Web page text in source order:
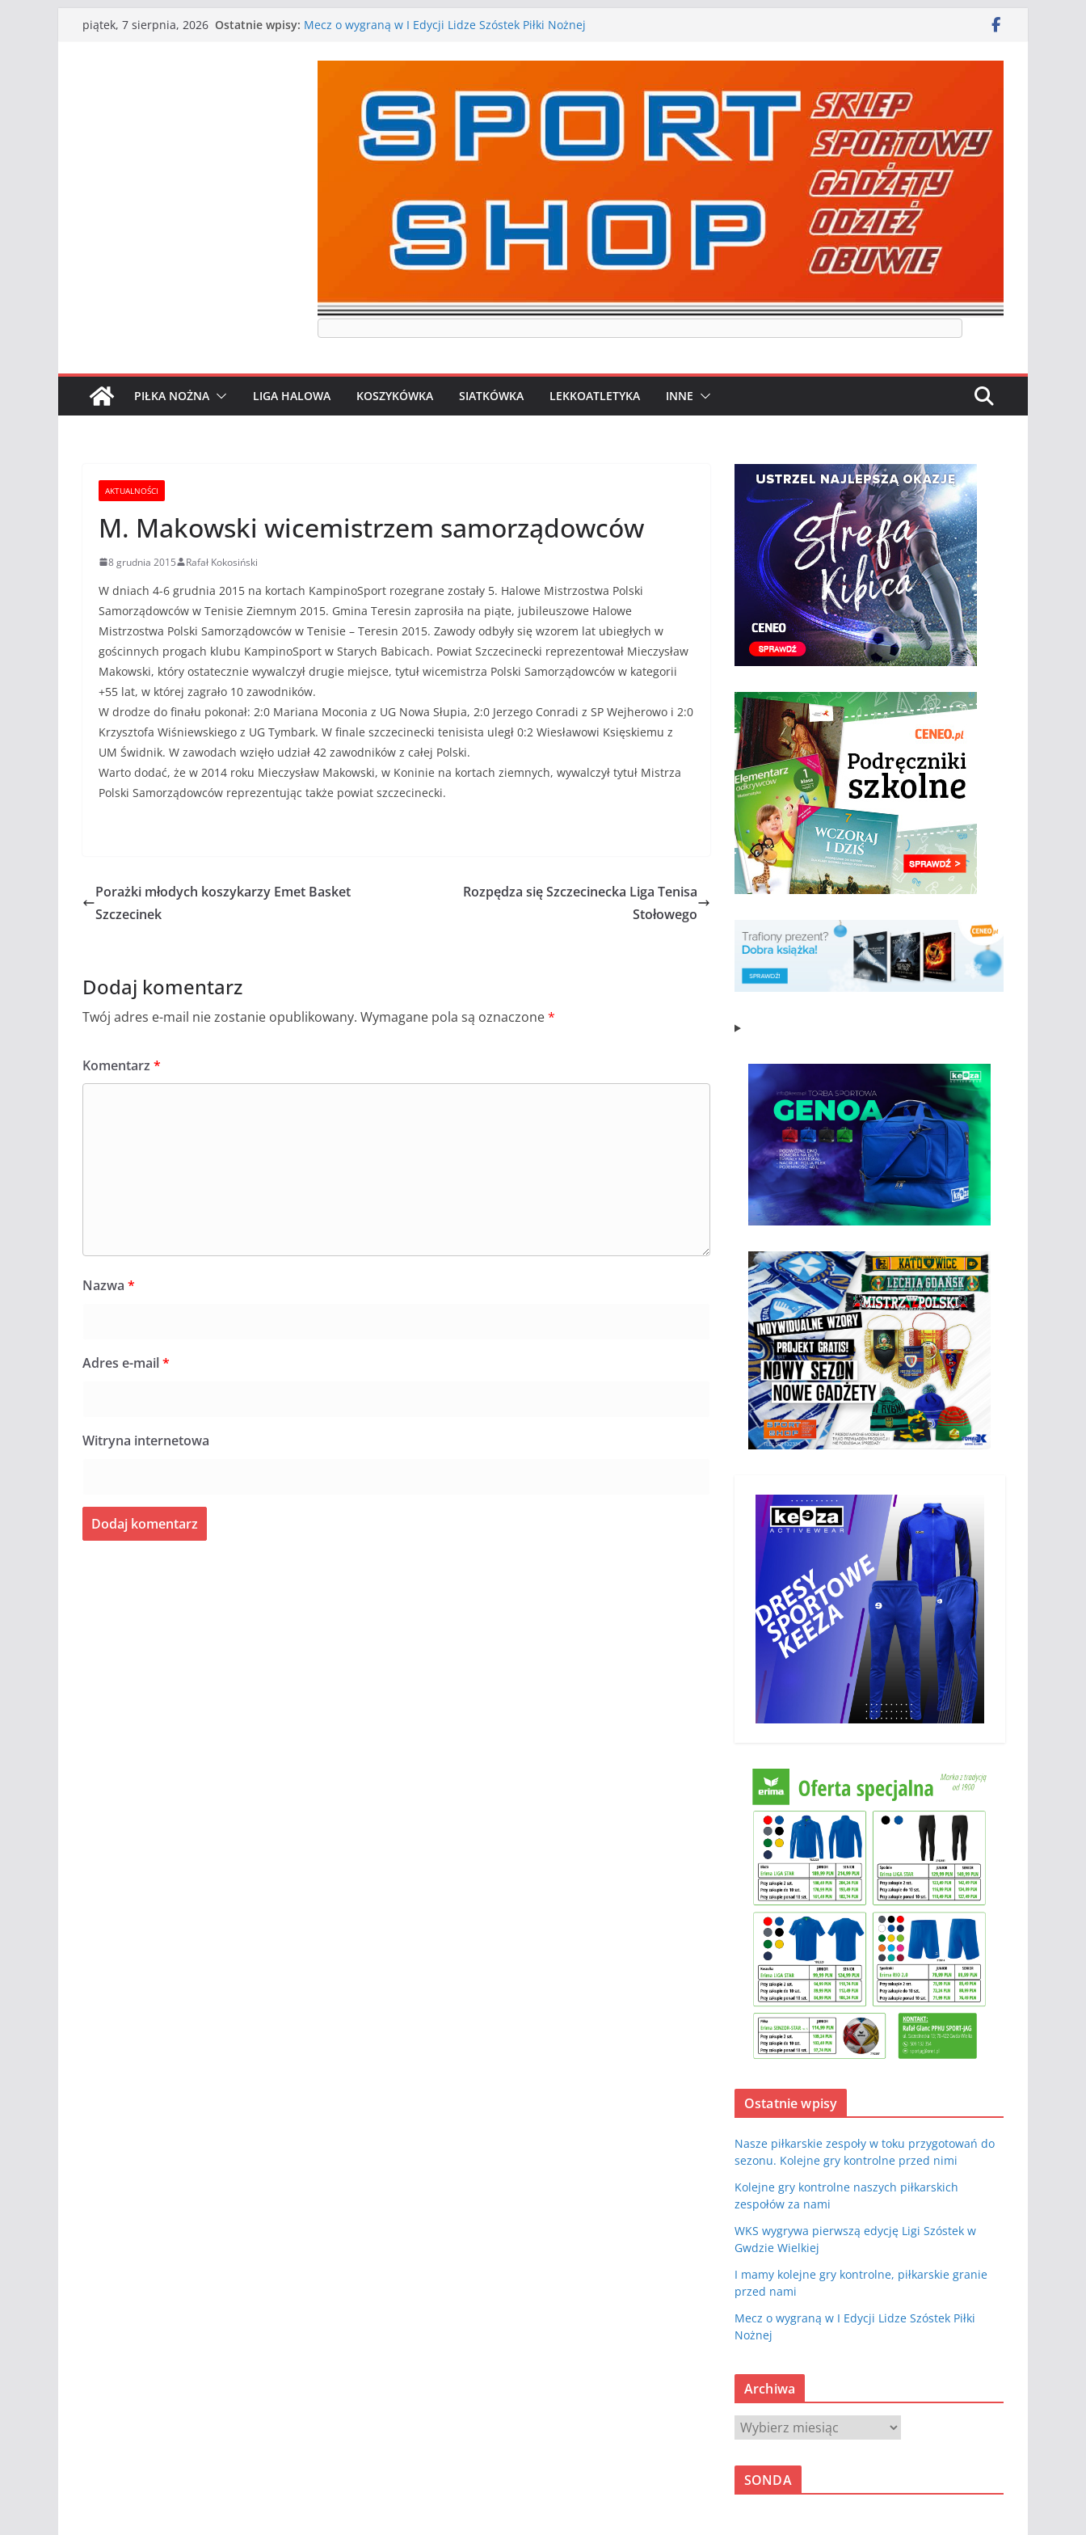
Przejdźpiątek, 7 sierpnia, 2026 Ostatnie wpisy: Mecz o wygraną w I Edycji Lidze Szóstek Piłki Nożnej
WKS wygrywa pierwszą edycję Ligi Szóstek w Gwdzie
I mamy kolejne gry kontrolne, piłkarskie granie przed nami
PIŁKA NOŻNA LIGA HALOWA KOSZYKÓWKA SIATKÓWKA LEKKOATLETYKA INNE
AKTUALNOŚCI
M. Makowski wicemistrzem samorządowców
8 grudnia 2015 Rafał Kokosiński
W dniach 4-6 grudnia 2015 na kortach KampinoSport rozegrane zostały 5. Halowe Mistrzostwa Polski
Samorządowców w Tenisie Ziemnym 2015. Gmina Teresin zaprosiła na piąte, jubileuszowe Halowe
Mistrzostwa Polski Samorządowców w Tenisie – Teresin 2015. Zawody odbyły się wzorem lat ubiegłych w
gościnnych progach klubu KampinoSport w Starych Babicach. Powiat Szczecinecki reprezentował Mieczysław
Makowski, który ostatecznie wywalczył drugie miejsce, tytuł wicemistrza Polski Samorządowców w kategorii
+55 lat, w której zagrało 10 zawodników.
W drodze do finału pokonał: 2:0 Mariana Moconia z UG Nowa Słupia, 2:0 Jerzego Conradi z SP Wejherowo i 2:0
Krzysztofa Wiśniewskiego z UG Tymbark. W finale szczecinecki tenisista uległ 0:2 Wiesławowi Księskiemu z
UM Świdnik. W zawodach wzięło udział 42 zawodników z całej Polski.
Warto dodać, że w 2014 roku Mieczysław Makowski, w Koninie na kortach ziemnych, wywalczył tytuł Mistrza
Polski Samorządowców reprezentując także powiat szczecinecki.
Porażki młodych koszykarzy Emet Basket
Szczecinek
Rozpędza się Szczecinecka Liga Tenisa
Stołowego
Dodaj komentarz
Twój adres e-mail nie zostanie opublikowany. Wymagane pola są oznaczone*
Komentarz *
Nazwa *
Adres e-mail*
Witryna internetowa
Ostatnie wpisy
Nasze piłkarskie zespoły w toku przygotowań do
sezonu. Kolejne gry kontrolne przed nimi
Kolejne gry kontrolne naszych piłkarskich
zespołów za nami
WKS wygrywa pierwszą edycję Ligi Szóstek w
Gwdzie Wielkiej
I mamy kolejne gry kontrolne, piłkarskie granie
przed nami
Mecz o wygraną w I Edycji Lidze Szóstek Piłki
Nożnej
Archiwa
A
c
SONDA